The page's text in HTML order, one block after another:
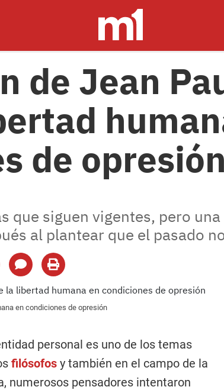
de Jean
de opresión
que siguen vigentes, pero
al plantear que el pasado
en condiciones de opresión
personal es uno de los temas
filósofos y también en el campo de la
numerosos pensadores intentaron